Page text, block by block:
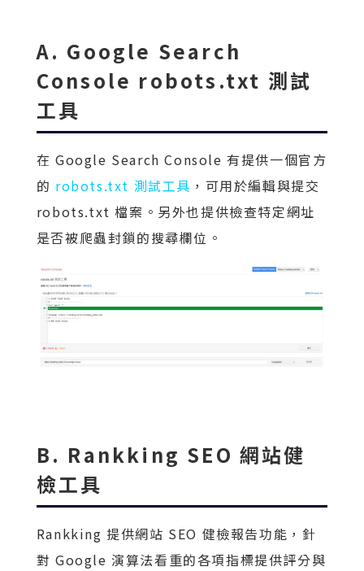
A. Google Search
Console robots.txt 測試
工具
在 Google Search Console 有提供一個官方
的 robots.txt 測試工具 ，可用於編輯與提交
robots.txt 檔案。另外也提供檢查特定網址
是否被爬蟲封鎖的搜尋欄位。
B. Rankking SEO 網站健
檢工具
Rankking 提供網站 SEO 健檢報告功能，針
對 Google 演算法看重的各項指標提供評分與